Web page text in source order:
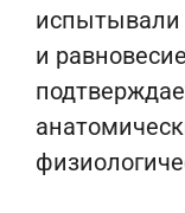
испытывали
и